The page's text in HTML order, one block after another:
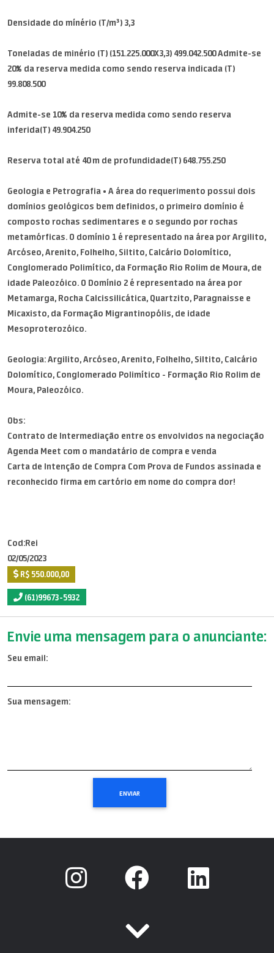
Densidade do mínério (T/m³) 3,3
Toneladas de minério (T) (151.225.000X3,3) 499.042.500 Admite-se
20% da reserva medida como sendo reserva indicada (T)
99.808.500
Admite-se 10% da reserva medida como sendo reserva
inferida(T) 49.904.250
Reserva total até 40 m de profundidade(T) 648.755.250
Geologia e Petrografia • A área do requerimento possui dois
domínios geológicos bem definidos, o primeiro domínio é
composto rochas sedimentares e o segundo por rochas
metamórficas. O domínio 1 é representado na área por Argilito,
Arcóseo, Arenito, Folhelho, Siltito, Calcário Dolomítico,
Conglomerado Polimítico, da Formação Rio Rolim de Moura, de
idade Paleozóico. O Domínio 2 é representado na área por
Metamarga, Rocha Calcissilicática, Quartzito, Paragnaisse e
Micaxisto, da Formação Migrantinopólis, de idade
Mesoproterozóico.
Geologia: Argilito, Arcóseo, Arenito, Folhelho, Siltito, Calcário
Dolomítico, Conglomerado Polimítico - Formação Rio Rolim de
Moura, Paleozóico.
Obs:
Contrato de Intermediação entre os envolvidos na negociação
Agenda Meet com o mandatário de compra e venda
Carta de Intenção de Compra Com Prova de Fundos assinada e
reconhecido firma em cartório em nome do compra dor!
Cod:Rei
02/05/2023
R$ 550.000,00
(61)99673-5932
Envie uma mensagem para o anunciante:
Seu email:
Sua mensagem: